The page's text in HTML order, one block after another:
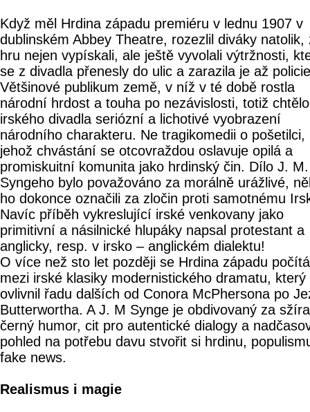
Když měl Hrdina západu premiéru v lednu 1907 v
dublinském Abbey Theatre, rozezlil diváky natolik,
hru nejen vypískali, ale ještě vyvolali výtržnosti,
se z divadla přenesly do ulic a zarazila je až
Většinové publikum země, v níž v té době rostla
národní hrdost a touha po nezávislosti, totiž
irského divadla seriózní a lichotivé vyobrazení
národního charakteru. Ne tragikomedii o pošetilci,
jehož chvástání se otcovraždou oslavuje opilá a
promiskuitní komunita jako hrdinský čin. Dílo J. M.
Syngeho bylo považováno za morálně urážlivé,
ho dokonce označili za zločin proti samotnému
Navíc příběh vykreslující irské venkovany jako
primitivní a násilnické hlupáky napsal protestant a
anglicky, resp. v irsko – anglickém dialektu!
O více než sto let později se Hrdina západu počítá
mezi irské klasiky modernistického dramatu, který
ovlivnil řadu dalších od Conora McPhersona po
Butterwortha. A J. M Synge je obdivovaný za
černý humor, cit pro autentické dialogy a
pohled na potřebu davu stvořit si hrdinu,
fake news.
Realismus i magie